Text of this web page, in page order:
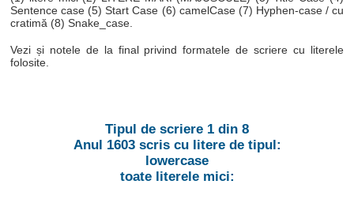
Sentence case (5) Start Case (6) camelCase (7) Hyphen-case / cu
cratimă (8) Snake_case.
Vezi și notele de la final privind formatele de scriere cu literele
folosite.
Tipul de scriere 1 din 8
Anul 1603 scris cu litere de tipul:
lowercase
toate literele mici: